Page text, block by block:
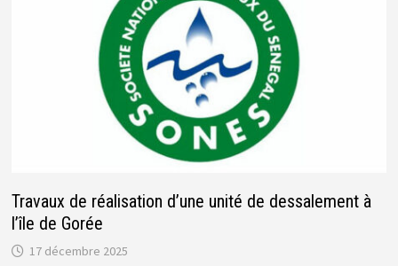
Travaux de réalisation d’une unité de dessalement à
l’île de Gorée
17 décembre 2025